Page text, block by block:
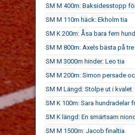
SM M 400m: Baksidesstopp
SM M 110m häck: Ekholm tia
SM K 200m: Åsa bara fem
SM M 800m: Axels bästa på tre
SM M 3000m hinder: Leo tia
SM M 200m: Simon persade
SM M Längd: Stolpe ut i kvalet
SM K 100m: Sara hundradelar
SM K längd: En smärtsam
SM M 1500m: Jacob finaltia